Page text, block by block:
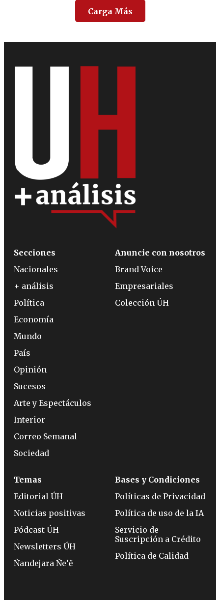
Carga Más
Secciones
Nacionales
+ análisis
Política
Economía
Mundo
País
Opinión
Sucesos
Arte y Espectáculos
Interior
Correo Semanal
Sociedad
Anuncie con nosotros
Brand Voice
Empresariales
Colección ÚH
Temas
Editorial ÚH
Noticias positivas
Pódcast ÚH
Newsletters ÚH
Ñandejara Ñe’ẽ
Bases y Condiciones
Políticas de Privacidad
Política de uso de la IA
Servicio de
Suscripción a Crédito
Política de Calidad